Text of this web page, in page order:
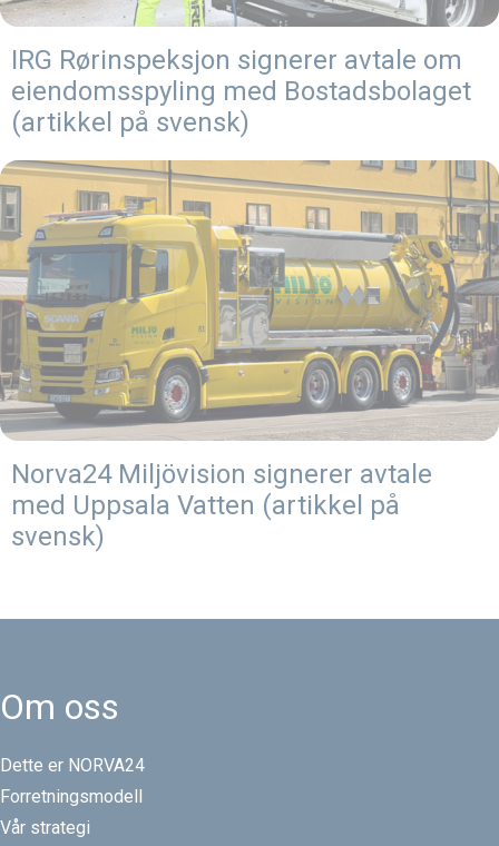
IRG Rørinspeksjon signerer avtale om
eiendomsspyling med Bostadsbolaget
(artikkel på svensk)
Norva24 Miljövision signerer avtale
med Uppsala Vatten (artikkel på
svensk)
Om oss
Dette er NORVA24
Forretningsmodell
Vår strategi